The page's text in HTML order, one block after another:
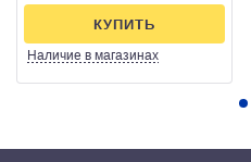
Наличие в магазинах
КУПИТЬ